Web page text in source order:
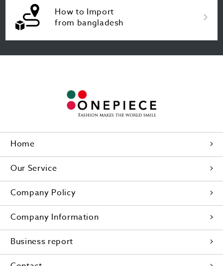
How to Import
from bangladesh
Home
Our Service
Company Policy
Company Information
Business report